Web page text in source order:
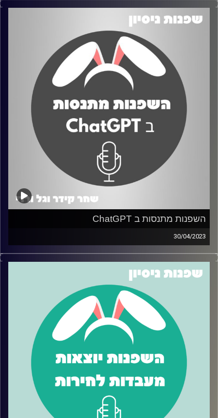
ורכישת כלים להתנהלות כלכלית נכונה. בפרק השפנות מתנסות
בטיפים שהוצעו להן על ידי העמותה ומדברות על החוויה,
הקשיים וגם על הדברים הטובים שהצליחו
קרדיט תמונות: שחר קידר וגל ורדי
השפנות מתנסות ב ChatGPT
30/04/2023
אז כולם מדברים על chatGPT ובצדק, בכל זאת תוך 5 ימים
בלבד לאחר שהושק נוספו לו מיליון משתמשים חדשים!
האזינו כדי לשמוע מה אפשר לעשות עם
הכלי הזה שנהיה החבר הכי טוב של האדם.
קרדיט תמונות:
שחר קידר וגל ורדי
קרדיט תמונות:
שחר קידר וגל ורדי